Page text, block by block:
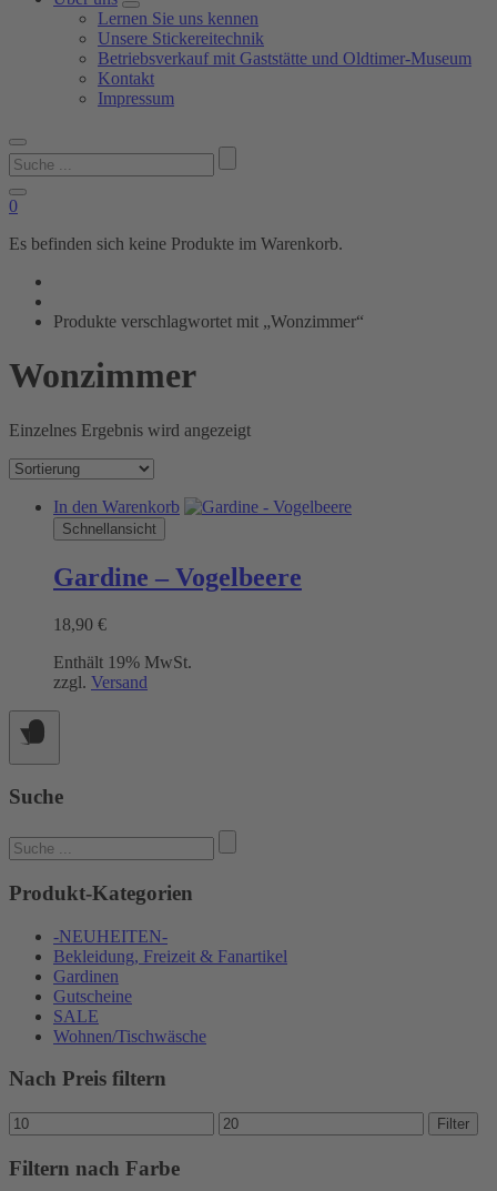
Lernen Sie uns kennen
Unsere Stickereitechnik
Betriebsverkauf mit Gaststätte und Oldtimer-Museum
Kontakt
Impressum
Suchen
nach:
0
Es befinden sich keine Produkte im Warenkorb.
Produkte verschlagwortet mit „Wonzimmer“
Wonzimmer
Einzelnes Ergebnis wird angezeigt
In den Warenkorb
Schnellansicht
Gardine – Vogelbeere
18,90 €
Enthält 19% MwSt.
zzgl. Versand
Suche
Suchen
nach:
Produkt-Kategorien
-NEUHEITEN-
Bekleidung, Freizeit & Fanartikel
Gardinen
Gutscheine
SALE
Wohnen/Tischwäsche
Nach Preis filtern
Min.
Preis
Max.
Preis
Filter
Filtern nach Farbe